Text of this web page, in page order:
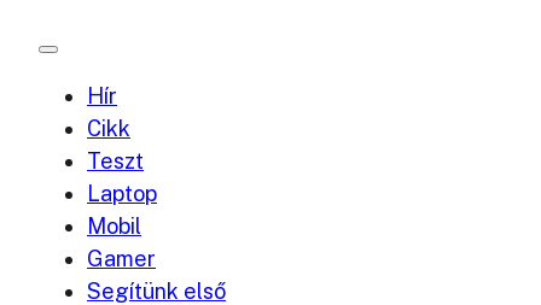
Hír
Cikk
Teszt
Laptop
Mobil
Gamer
Segítünk első